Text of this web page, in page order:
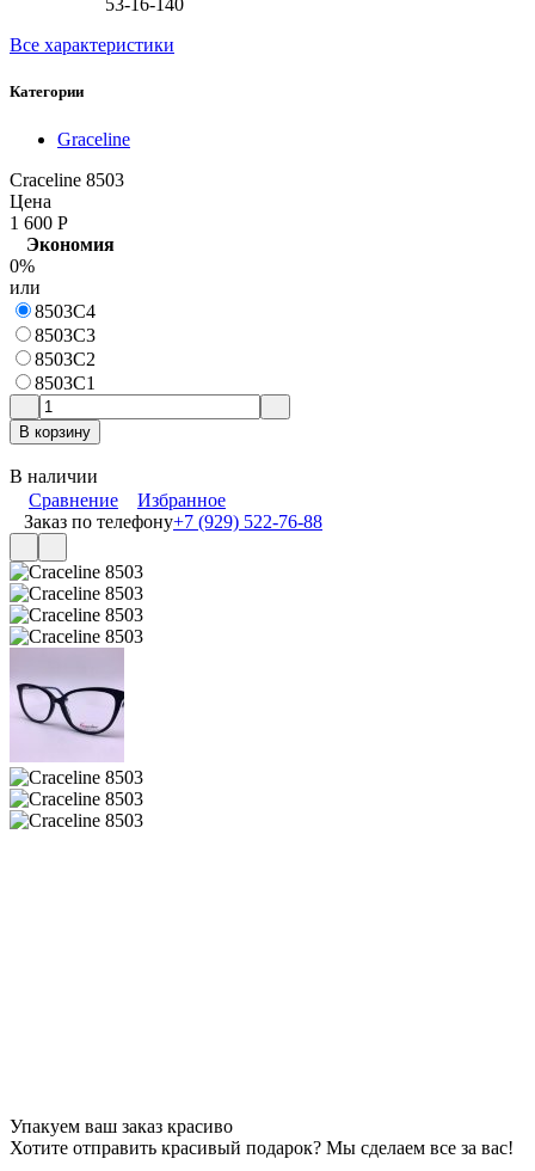
53-16-140
Все характеристики
Категории
Graceline
Craceline 8503
Цена
1 600 Р
Экономия
0%
или
8503C4
8503C3
8503C2
8503C1
В корзину
В наличии
Сравнение
Избранное
Заказ по телефону+7 (929) 522-76-88
Упакуем ваш заказ красиво
Хотите отправить красивый подарок? Мы сделаем все за вас!